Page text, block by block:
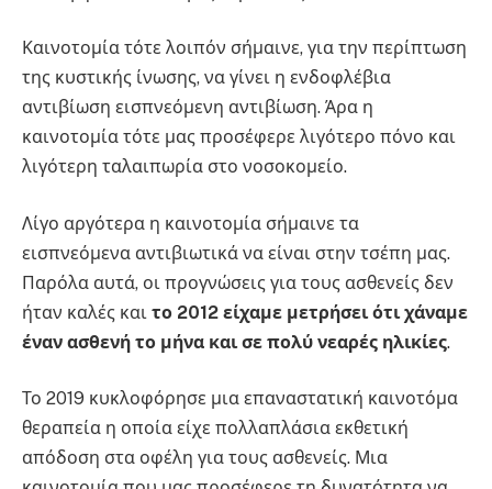
Καινοτομία τότε λοιπόν σήμαινε, για την περίπτωση
της κυστικής ίνωσης, να γίνει η ενδοφλέβια
αντιβίωση εισπνεόμενη αντιβίωση. Άρα η
καινοτομία τότε μας προσέφερε λιγότερο πόνο και
λιγότερη ταλαιπωρία στο νοσοκομείο.
Λίγο αργότερα η καινοτομία σήμαινε τα
εισπνεόμενα αντιβιωτικά να είναι στην τσέπη μας.
Παρόλα αυτά, οι προγνώσεις για τους ασθενείς δεν
ήταν καλές και το 2012 είχαμε μετρήσει ότι χάναμε
έναν ασθενή το μήνα και σε πολύ νεαρές ηλικίες.
Το 2019 κυκλοφόρησε μια επαναστατική καινοτόμα
θεραπεία η οποία είχε πολλαπλάσια εκθετική
απόδοση στα οφέλη για τους ασθενείς. Μια